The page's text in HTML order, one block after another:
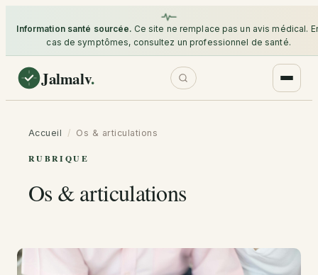
Information santé sourcée. Ce site ne remplace pas un avis médical.
cas de symptômes, consultez un professionnel de santé.
Jalmalv.
Accueil / Os & articulations
RUBRIQUE
Os & articulations